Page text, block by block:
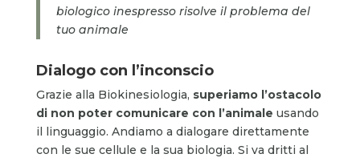
biologico inespresso risolve il problema del
tuo animale
Dialogo con l’inconscio
Grazie alla Biokinesiologia, superiamo l’ostacolo
di non poter comunicare con l’animale usando
il linguaggio. Andiamo a dialogare direttamente
con le sue cellule e la sua biologia. Si va dritti al